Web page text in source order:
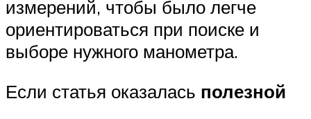
измерений, чтобы было легче
ориентироваться при поиске и
выборе нужного манометра.
Если статья оказалась полезной